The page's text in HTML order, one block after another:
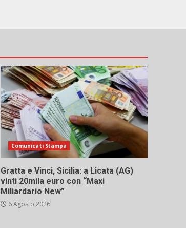
Comunicati Stampa
Gratta e Vinci, Sicilia: a Licata (AG)
vinti 20mila euro con “Maxi
Miliardario New”
6 Agosto 2026